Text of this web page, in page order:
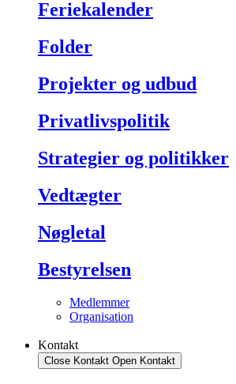
Feriekalender
Folder
Projekter og udbud
Privatlivspolitik
Strategier og politikker
Vedtægter
Nøgletal
Bestyrelsen
Medlemmer
Organisation
Kontakt
Close Kontakt Open Kontakt